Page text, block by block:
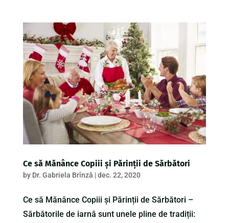
Ce să Mănânce Copiii și Părinții de Sărbători
by Dr. Gabriela Brînză |dec. 22, 2020
Ce să Mănânce Copiii și Părinții de Sărbători –
Sărbătorile de iarnă sunt unele pline de tradiții: